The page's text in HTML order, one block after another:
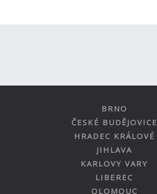
BRNO
ČESKÉ BUDĚJOVICE
HRADEC KRÁLOVÉ
JIHLAVA
KARLOVY VARY
LIBEREC
OLOMOUC